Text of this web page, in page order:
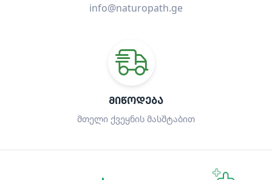
info@naturopath.ge
ᲛᲘᲬᲝᲓᲔᲑᲐ
მთელი ქვეყნის მასშტაბით